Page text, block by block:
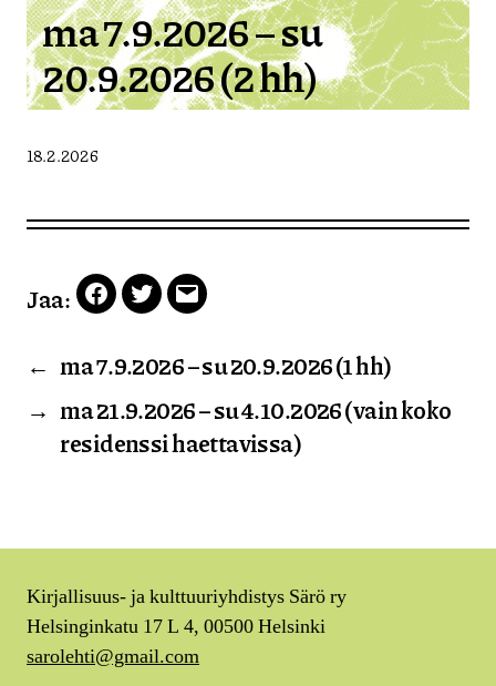
ma 7.9.2026 – su
20.9.2026 (2 hh)
18.2.2026
Jaa: Facebook
TwitterEmail
← ma 7.9.2026 – su 20.9.2026 (1 hh)
→ ma 21.9.2026 – su 4.10.2026 (vain koko
residenssi haettavissa)
Kirjallisuus- ja kulttuuriyhdistys Särö ry
Helsinginkatu 17 L 4, 00500 Helsinki
sarolehti@gmail.com